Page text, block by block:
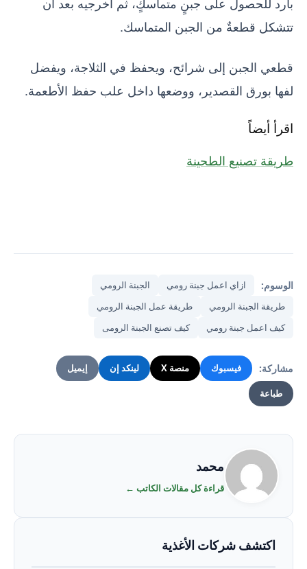
تتشكل قطعةٌ من الجبن المتماسك.
قطعي الجبن إلى شرائح، ويحفظ في الثلاجة، ويفضل
لفها بورق القصدير، ووضعها داخل علب حفظ الأطعمة.
اقرأ أيضاً
طريقة تصنيع الطحينة
الوسوم: ازاي اعمل جبنة رومي
الجبنة الرومي
طريقة الجبنة الرومي
طريقة عمل الجبنة الرومي
كيف اعمل جبنة رومي
كيف تصنع الجبنة الرومى
مشاركة: فيسبوك منصة X لينكد إن إيميل
طباعة
محمد
قراءة كل مقالات الكاتب ←
اكتشف شركات الأغذية